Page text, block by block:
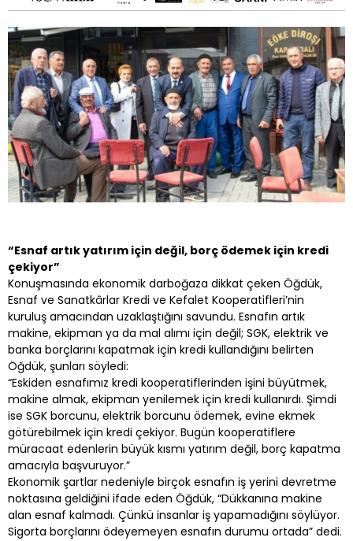
“Esnaf artık yatırım için değil, borç ödemek için kredi
çekiyor”
Konuşmasında ekonomik darboğaza dikkat çeken Öğdük,
Esnaf ve Sanatkârlar Kredi ve Kefalet Kooperatifleri’nin
kuruluş amacından uzaklaştığını savundu. Esnafın artık
makine, ekipman ya da mal alımı için değil; SGK, elektrik ve
banka borçlarını kapatmak için kredi kullandığını belirten
Öğdük, şunları söyledi:
“Eskiden esnafımız kredi kooperatiflerinden işini büyütmek,
makine almak, ekipman yenilemek için kredi kullanırdı. Şimdi
ise SGK borcunu, elektrik borcunu ödemek, evine ekmek
götürebilmek için kredi çekiyor. Bugün kooperatiflere
müracaat edenlerin büyük kısmı yatırım değil, borç kapatma
amacıyla başvuruyor.”
Ekonomik şartlar nedeniyle birçok esnafın iş yerini devretme
noktasına geldiğini ifade eden Öğdük, “Dükkanına makine
alan esnaf kalmadı. Çünkü insanlar iş yapamadığını söylüyor.
Sigorta borçlarını ödeyemeyen esnafın durumu ortada” dedi.